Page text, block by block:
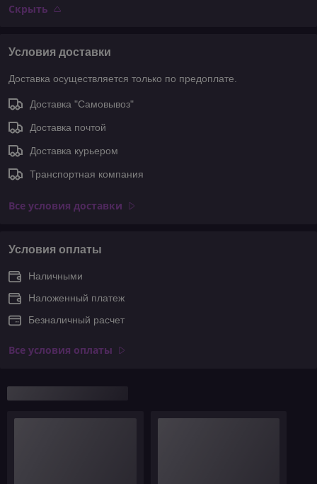
Скрыть
Условия доставки
Доставка осуществляется только по предоплате.
Доставка "Самовывоз"
Доставка почтой
Доставка курьером
Транспортная компания
Все условия доставки
Условия оплаты
Наличными
Наложенный платеж
Безналичный расчет
Все условия оплаты